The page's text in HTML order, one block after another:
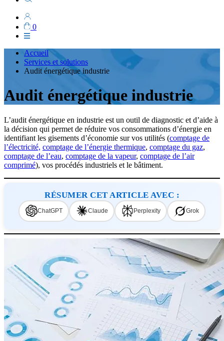
0
Accueil
Services et solutions
Audit énergétique industrie
Audit énergétique industrie
L’audit énergétique en industrie est un outil de diagnostic et d’aide à
la décision qui permet de réduire vos consommations d’énergie en
identifiant les gisements d’économie sur vos utilités (comptage de
l’électricité, comptage de l’énergie thermique, comptage du gaz,
comptage de l’eau, comptage de la vapeur, comptage de l’air
comprimé), vos procédés industriels et le bâtiment.
RÉSUMER CET ARTICLE AVEC :
ChatGPT Claude Perplexity Grok